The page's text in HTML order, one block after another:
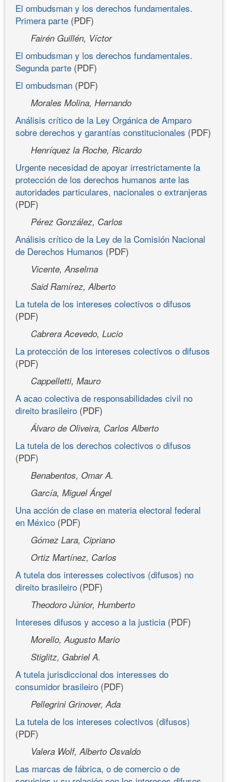
El ombudsman y los derechos fundamentales.
Primera parte (PDF)
Fairén Guillén, Víctor
El ombudsman y los derechos fundamentales.
Segunda parte (PDF)
El ombudsman (PDF)
Morales Molina, Hernando
Análisis crítico de la Ley Orgánica de Amparo
sobre derechos y garantías constitucionales (PDF)
Henríquez la Roche, Ricardo
Urgente necesidad de apoyar irrestrictamente la
protección de los derechos humanos ante las
autoridades particulares, nacionales o extranjeras
(PDF)
Pérez González, Carlos
Análisis crítico de la Ley de la Comisión Nacional
de Derechos Humanos (PDF)
Vicente, Anselma
Said Ramírez, Alberto
La tutela de los intereses colectivos o difusos
(PDF)
Cabrera Acevedo, Lucio
La protección de los intereses colectivos o difusos
(PDF)
Cappelletti, Mauro
A acao colectiva de responsabilidades civil no
direito brasileiro (PDF)
Álvaro de Oliveira, Carlos Alberto
La tutela de los derechos colectivos o difusos
(PDF)
Benabentos, Omar A.
García, Miguel Ángel
Una acción de clase en materia electoral federal
en México (PDF)
Gómez Lara, Cipriano
Ortiz Martínez, Carlos
A tutela dos interesses colectivos (difusos) no
direito brasileiro (PDF)
Theodoro Júnior, Humberto
Intereses difusos y acceso a la justicia (PDF)
Morello, Augusto Mario
Stiglitz, Gabriel A.
A tutela jurisdiccional dos interesses do
consumidor brasileiro (PDF)
Pellegrini Grinover, Ada
La tutela de los intereses colectivos (difusos)
(PDF)
Valera Wolf, Alberto Osvaldo
Las marcas de fábrica, o de comercio o de